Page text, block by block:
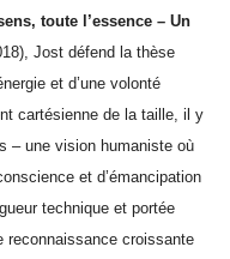
toute l’essence – Un
Jost défend la thèse
et d’une volonté
cartésienne de la taille, il y
– une vision humaniste où
et d’émancipation
technique et portée
reconnaissance croissante